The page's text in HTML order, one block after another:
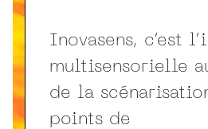
Inovasens, c’est
multisensorielle
de la
points de